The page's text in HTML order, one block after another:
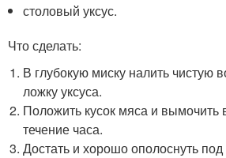
столовый уксус.
Что сделать:
В глубокую миску налить чистую
ложку уксуса.
Положить кусок мяса и вымочить
течение часа.
Достать и хорошо ополоснуть